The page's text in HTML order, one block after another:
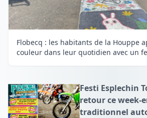
Flobecq : les habitants de la Houppe
couleur dans leur quotidien avec un
Festi Esplechin
retour ce week-
traditionnel